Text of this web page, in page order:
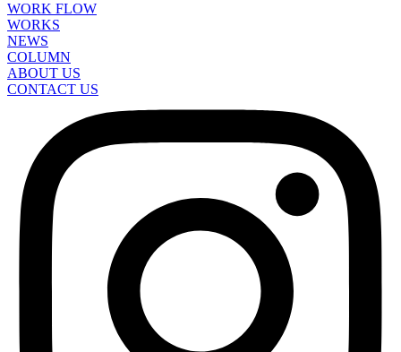
WORK FLOW
WORKS
NEWS
COLUMN
ABOUT US
CONTACT US